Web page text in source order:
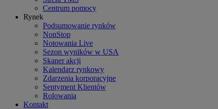
Centrum pomocy
Rynek
Podsumowanie rynków
NonStop
Notowania Live
Sezon wyników w USA
Skaner akcji
Kalendarz rynkowy
Zdarzenia korporacyjne
Sentyment Klientów
Rolowania
Kontakt